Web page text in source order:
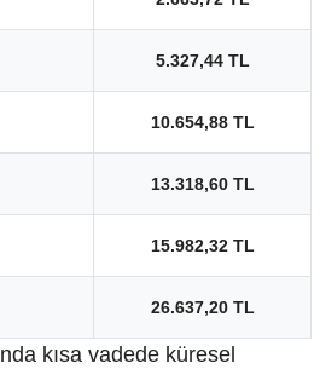
5.327,44 TL
10.654,88 TL
13.318,60 TL
15.982,32 TL
26.637,20 TL
nda kısa vadede küresel